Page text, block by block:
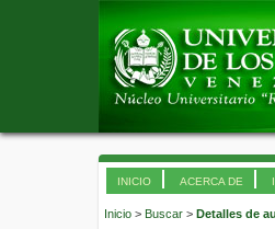
INICIO ACERCA DE
Inicio > Buscar > Detalles de